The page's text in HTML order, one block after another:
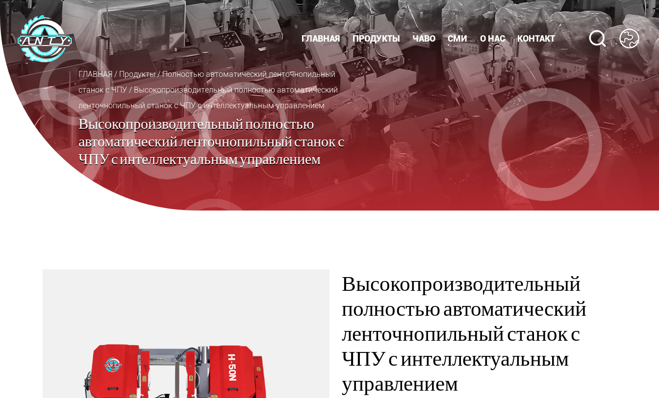
ГЛАВНАЯ ПРОДУКТЫ ЧАВО СМИ О НАС КОНТАКТ
ГЛАВНАЯ / Продукты/Полностью автоматический ленточнопильный
станок с ЧПУ / Высокопроизводительный полностью автоматический
ленточнопильный станок с ЧПУ с интеллектуальным управлением
Высокопроизводительный полностью
автоматический ленточнопильный станок с
ЧПУ с интеллектуальным управлением
Высокопроизводительный
полностью автоматический
ленточнопильный станок с
ЧПУ с интеллектуальным
управлением